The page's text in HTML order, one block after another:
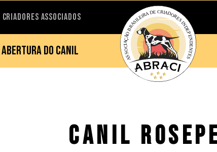
CRIADORES ASSOCIADOS
ABERTURA DO CANIL
CANIL